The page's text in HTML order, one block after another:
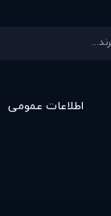
اطلاعات عمومی